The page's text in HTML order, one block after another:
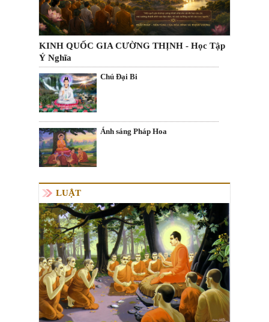
KINH QUỐC GIA CƯỜNG THỊNH - Học Tập
Ý Nghĩa
Chú Đại Bi
Ánh sáng Pháp Hoa
LUẬT